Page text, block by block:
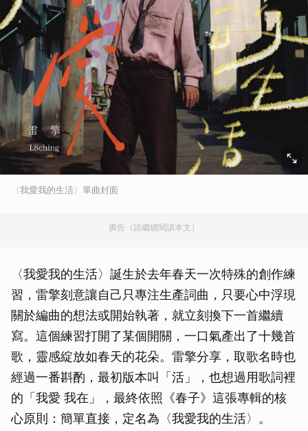
〈我愛我的生活〉單曲封面
廣告（請繼續閱讀本文）
〈我愛我的生活〉誕生於去年春天一次特殊的創作練
習，雷擎刻意讓自己只專注生產詞曲，只要心中浮現
關於編曲的想法或開始執著，就立刻換下一首繼續
寫。這個練習打開了某個開關，一口氣產出了十幾首
歌，靈感綻放如春天的花朵。雷擎分享，取歌名時也
經過一番斟酌，最初版本叫「活」，也想過用歌詞裡
的「我愛 我在」，最終依照《春子》這張專輯的核
心原則：簡單直接，定名為〈我愛我的生活〉。